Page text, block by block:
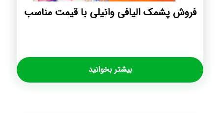
فروش پشمک الیافی وانیلی با قیمت مناسب
بیشتر بخوانید